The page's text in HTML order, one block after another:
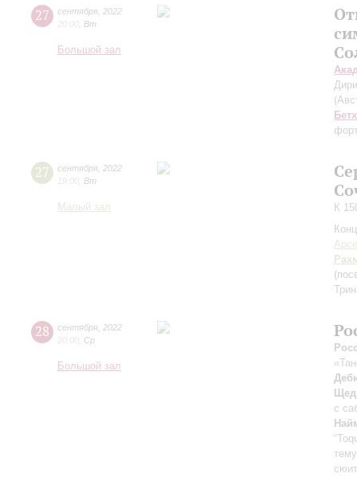
27 сентября 2022
20:00 Вт
Большой зал
27 сентября 2022
19:00 Вт
Малый зал
К
28 сентября 2022
20:00 Ср
Большой зал
с